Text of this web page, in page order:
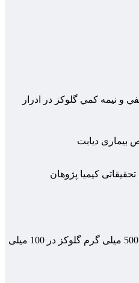
و نيمه كمي گلوکز در ادرار
بیماری دیابت
کیمیا پژوهان
غلظت 50 للی 500 میلی گرم گلوکز در 100 میلی